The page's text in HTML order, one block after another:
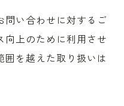
問い合わせに対するご
向上のために利用させ
囲を越えた取り扱いは